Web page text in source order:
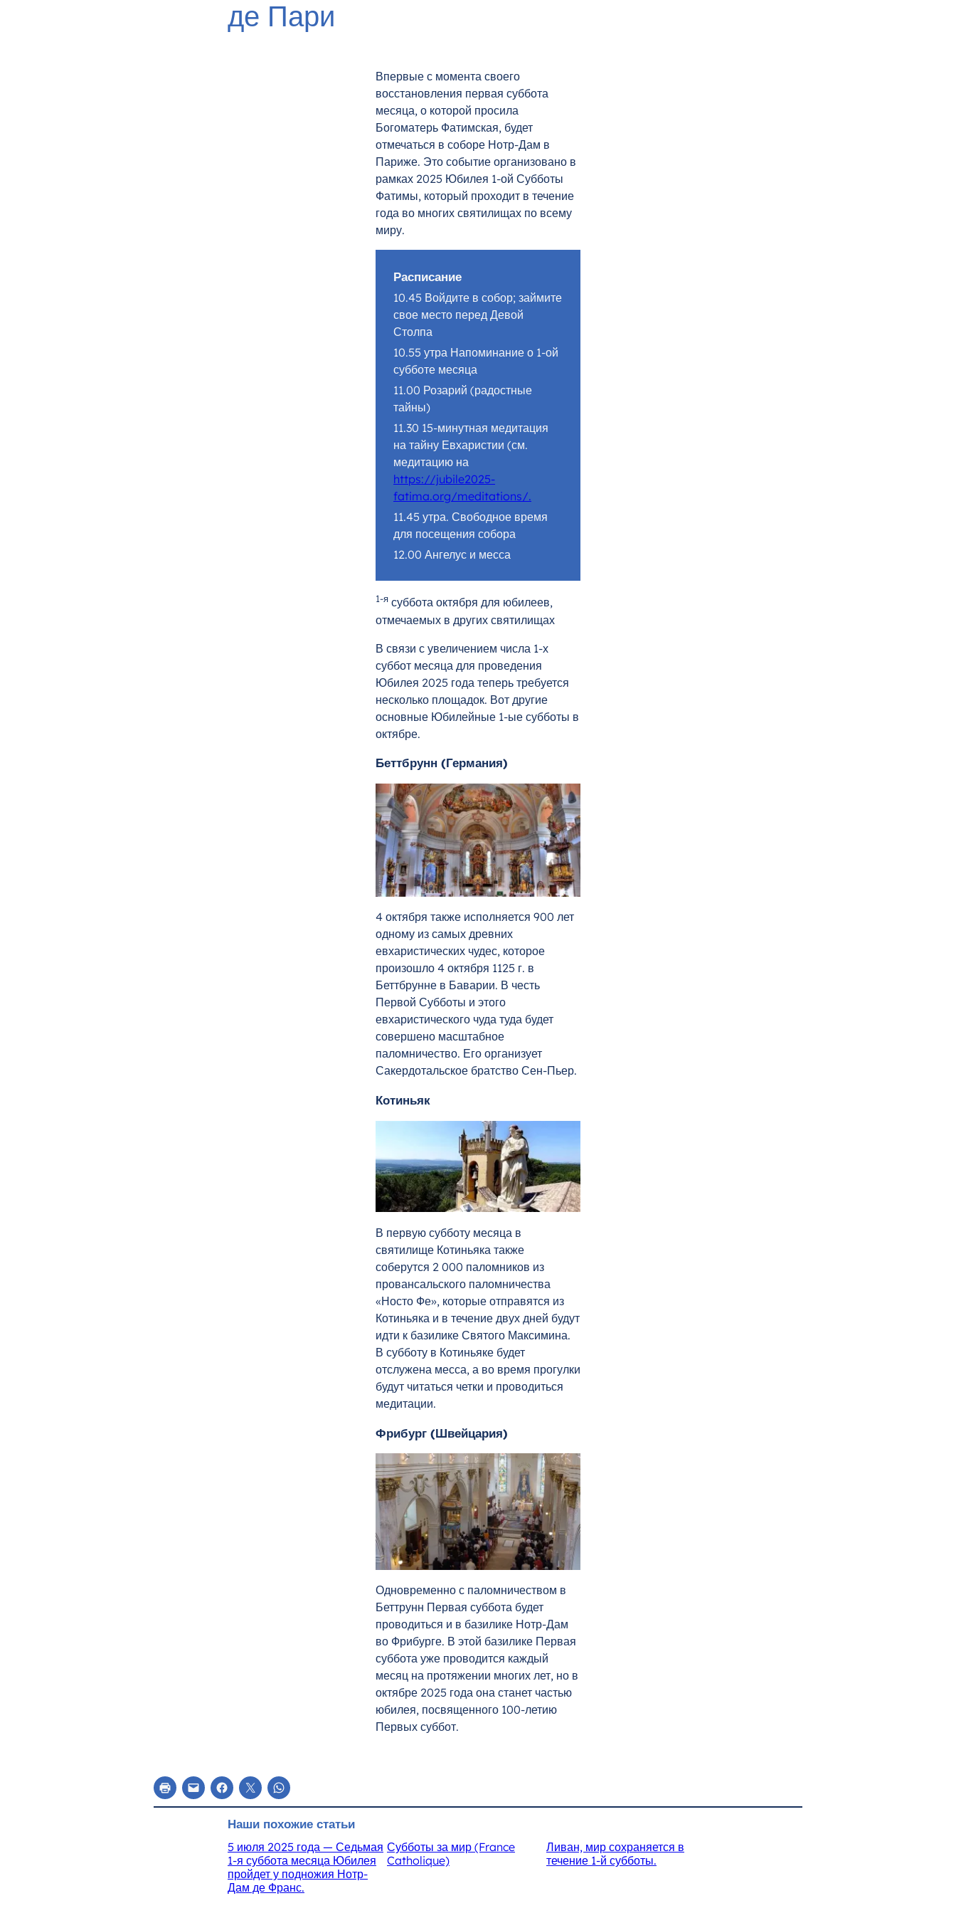
де Пари
Впервые с момента своего
восстановления первая суббота
месяца, о которой просила
Богоматерь Фатимская, будет
отмечаться в соборе Нотр-Дам в
Париже. Это событие организовано в
рамках 2025 Юбилея 1-ой Субботы
Фатимы, который проходит в течение
года во многих святилищах по всему
миру.
Расписание
10.45 Войдите в собор; займите
свое место перед Девой
Столпа
10.55 утра Напоминание о 1-ой
субботе месяца
11.00 Розарий (радостные
тайны)
11.30 15-минутная медитация
на тайну Евхаристии (см.
медитацию на
https://jubile2025-
fatima.org/meditations/.
11.45 утра. Свободное время
для посещения собора
12.00 Ангелус и месса
1-я суббота октября для юбилеев,
отмечаемых в других святилищах
В связи с увеличением числа 1-х
суббот месяца для проведения
Юбилея 2025 года теперь требуется
несколько площадок. Вот другие
основные Юбилейные 1-ые субботы в
октябре.
Беттбрунн (Германия)
4 октября также исполняется 900 лет
одному из самых древних
евхаристических чудес, которое
произошло 4 октября 1125 г. в
Беттбрунне в Баварии. В честь
Первой Субботы и этого
евхаристического чуда туда будет
совершено масштабное
паломничество. Его организует
Сакердотальское братство Сен-Пьер.
Котиньяк
В первую субботу месяца в
святилище Котиньяка также
соберутся 2 000 паломников из
провансальского паломничества
«Носто Фе», которые отправятся из
Котиньяка и в течение двух дней будут
идти к базилике Святого Максимина.
В субботу в Котиньяке будет
отслужена месса, а во время прогулки
будут читаться четки и проводиться
медитации.
Фрибург (Швейцария)
Одновременно с паломничеством в
Беттрунн Первая суббота будет
проводиться и в базилике Нотр-Дам
во Фрибурге. В этой базилике Первая
суббота уже проводится каждый
месяц на протяжении многих лет, но в
октябре 2025 года она станет частью
юбилея, посвященного 100-летию
Первых суббот.
Наши похожие статьи
5 июля 2025 года — Седьмая
1-я суббота месяца Юбилея
пройдет у подножия Нотр-
Дам де Франс.
Субботы за мир (France
Catholique)
Ливан, мир сохраняется в
течение 1-й субботы.